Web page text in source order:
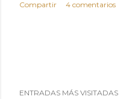
Compartir 4 comentarios
ENTRADAS MÁS VISITADAS